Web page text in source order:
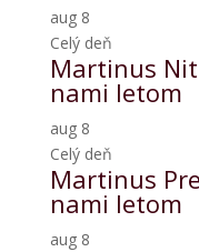
aug 8
Celý deň
Martinus
nami letom
aug 8
Celý deň
Martinus
nami letom
aug 8